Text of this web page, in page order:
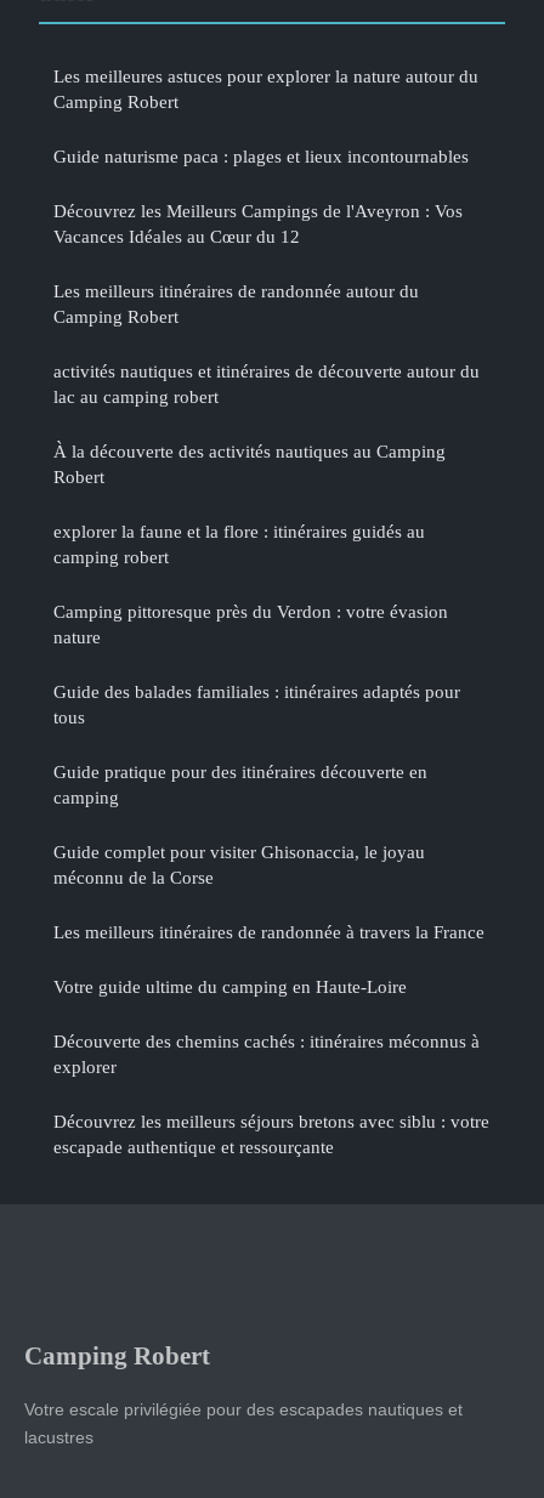
Les meilleures astuces pour explorer la nature autour du
Camping Robert
Guide naturisme paca : plages et lieux incontournables
Découvrez les Meilleurs Campings de l'Aveyron : Vos
Vacances Idéales au Cœur du 12
Les meilleurs itinéraires de randonnée autour du
Camping Robert
activités nautiques et itinéraires de découverte autour du
lac au camping robert
À la découverte des activités nautiques au Camping
Robert
explorer la faune et la flore : itinéraires guidés au
camping robert
Camping pittoresque près du Verdon : votre évasion
nature
Guide des balades familiales : itinéraires adaptés pour
tous
Guide pratique pour des itinéraires découverte en
camping
Guide complet pour visiter Ghisonaccia, le joyau
méconnu de la Corse
Les meilleurs itinéraires de randonnée à travers la France
Votre guide ultime du camping en Haute-Loire
Découverte des chemins cachés : itinéraires méconnus à
explorer
Découvrez les meilleurs séjours bretons avec siblu : votre
escapade authentique et ressourçante
Camping Robert
Votre escale privilégiée pour des escapades nautiques et
lacustres